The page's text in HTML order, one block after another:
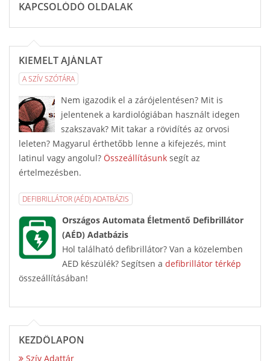
KAPCSOLÓDÓ OLDALAK
KIEMELT AJÁNLAT
A SZÍV SZÓTÁRA
Nem igazodik el a zárójelentésen? Mit is
jelentenek a kardiológiában használt idegen
szakszavak? Mit takar a rövidítés az orvosi
leleten? Magyarul érthetőbb lenne a kifejezés, mint
latinul vagy angolul? Összeállításunk segít az
értelmezésben.
DEFIBRILLÁTOR (AÉD) ADATBÁZIS
Országos Automata Életmentő Defibrillátor
(AÉD) Adatbázis
Hol található defibrillátor? Van a közelemben
AED készülék? Segítsen a defibrillátor térkép
összeállításában!
KEZDŐLAPON
Szív Adattár